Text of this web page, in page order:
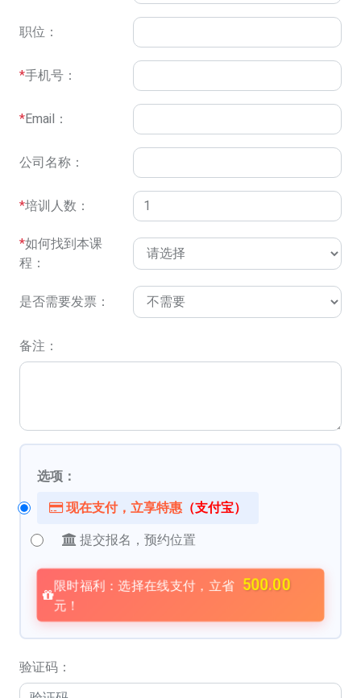
职位：
*手机号：
*Email：
公司名称：
*培训人数：
*如何找到本课
程：
是否需要发票：
备注：
选项：
现在支付，立享特惠 （支付宝）
提交报名，预约位置
限时福利：选择在线支付，立省 500.00
元！
验证码：